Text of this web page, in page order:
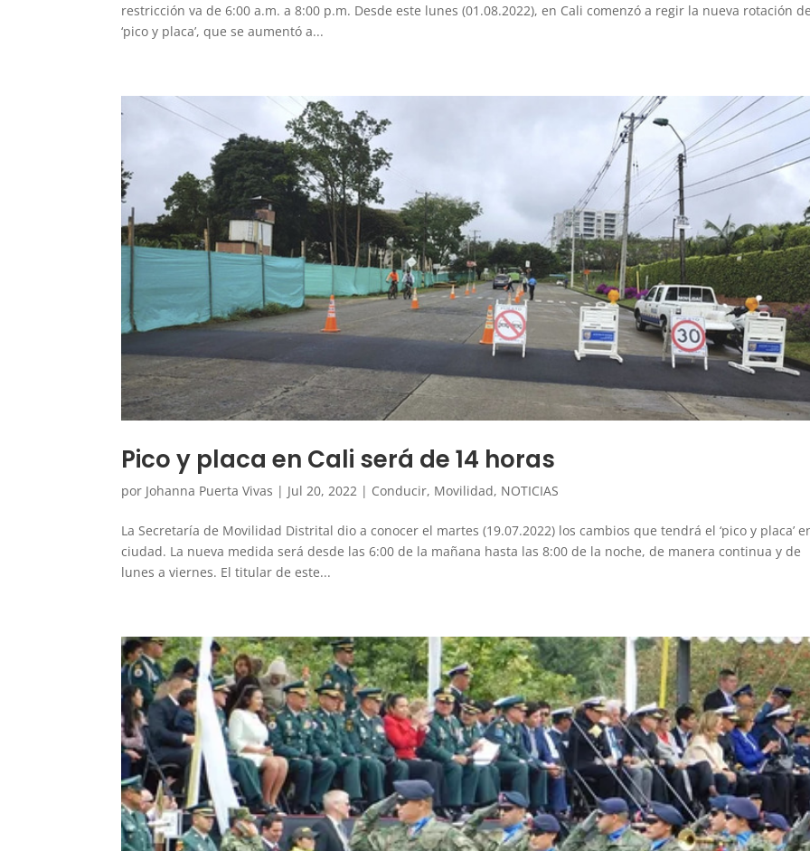
restricción va de 6:00 a.m. a 8:00 p.m. Desde este lunes (01.08.2022), en Cali comenzó a regir la nueva rotación
‘pico y placa’, que se aumentó a...
Pico y placa en Cali será de 14 horas
por Johanna Puerta Vivas | Jul 20, 2022 | Conducir, Movilidad, NOTICIAS
La Secretaría de Movilidad Distrital dio a conocer el martes (19.07.2022) los cambios que tendrá el ‘pico y placa’
ciudad. La nueva medida será desde las 6:00 de la mañana hasta las 8:00 de la noche, de manera continua y de
lunes a viernes. El titular de este...